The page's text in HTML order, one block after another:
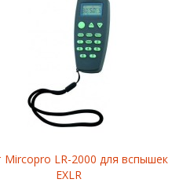
Mircopro LR-2000 для вспышек
EXLR